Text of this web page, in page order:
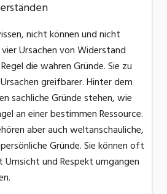
nicht können und nicht
Ursachen von Widerstand
die wahren Gründe. Sie zu
greifbarer. Hinter dem
sachliche Gründe stehen, wie
an einer bestimmen Ressource.
aber auch weltanschauliche,
Gründe. Sie können oft
und Respekt umgangen